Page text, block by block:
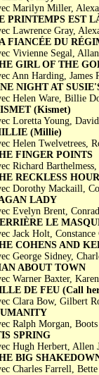
Marilyn Miller,
PRINTEMPS EST
Lawrence Gray,
FIANCÉE DU
Vivienne Segal,
GIRL OF THE
Ann Harding, James
NIGHT AT
Helen Ware, Billie
(Kismet)
Loretta Young,
(Millie)
Helen Twelvetrees,
FINGER POINTS
Richard
RECKLESS HOUR
Dorothy Mackaill,
LADY
Evelyn Brent,
LE
Jack Holt,
COHENS AND
George Sidney,
ABOUT TOWN
Warner Baxter,
DE FEU (Call
Clara Bow, Gilbert
Ralph Morgan,
SPRING
Hugh Herbert, Allen
BIG
Charles Farrell,